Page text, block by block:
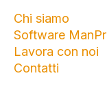
Chi siamo
Software
Lavora con noi
Contatti